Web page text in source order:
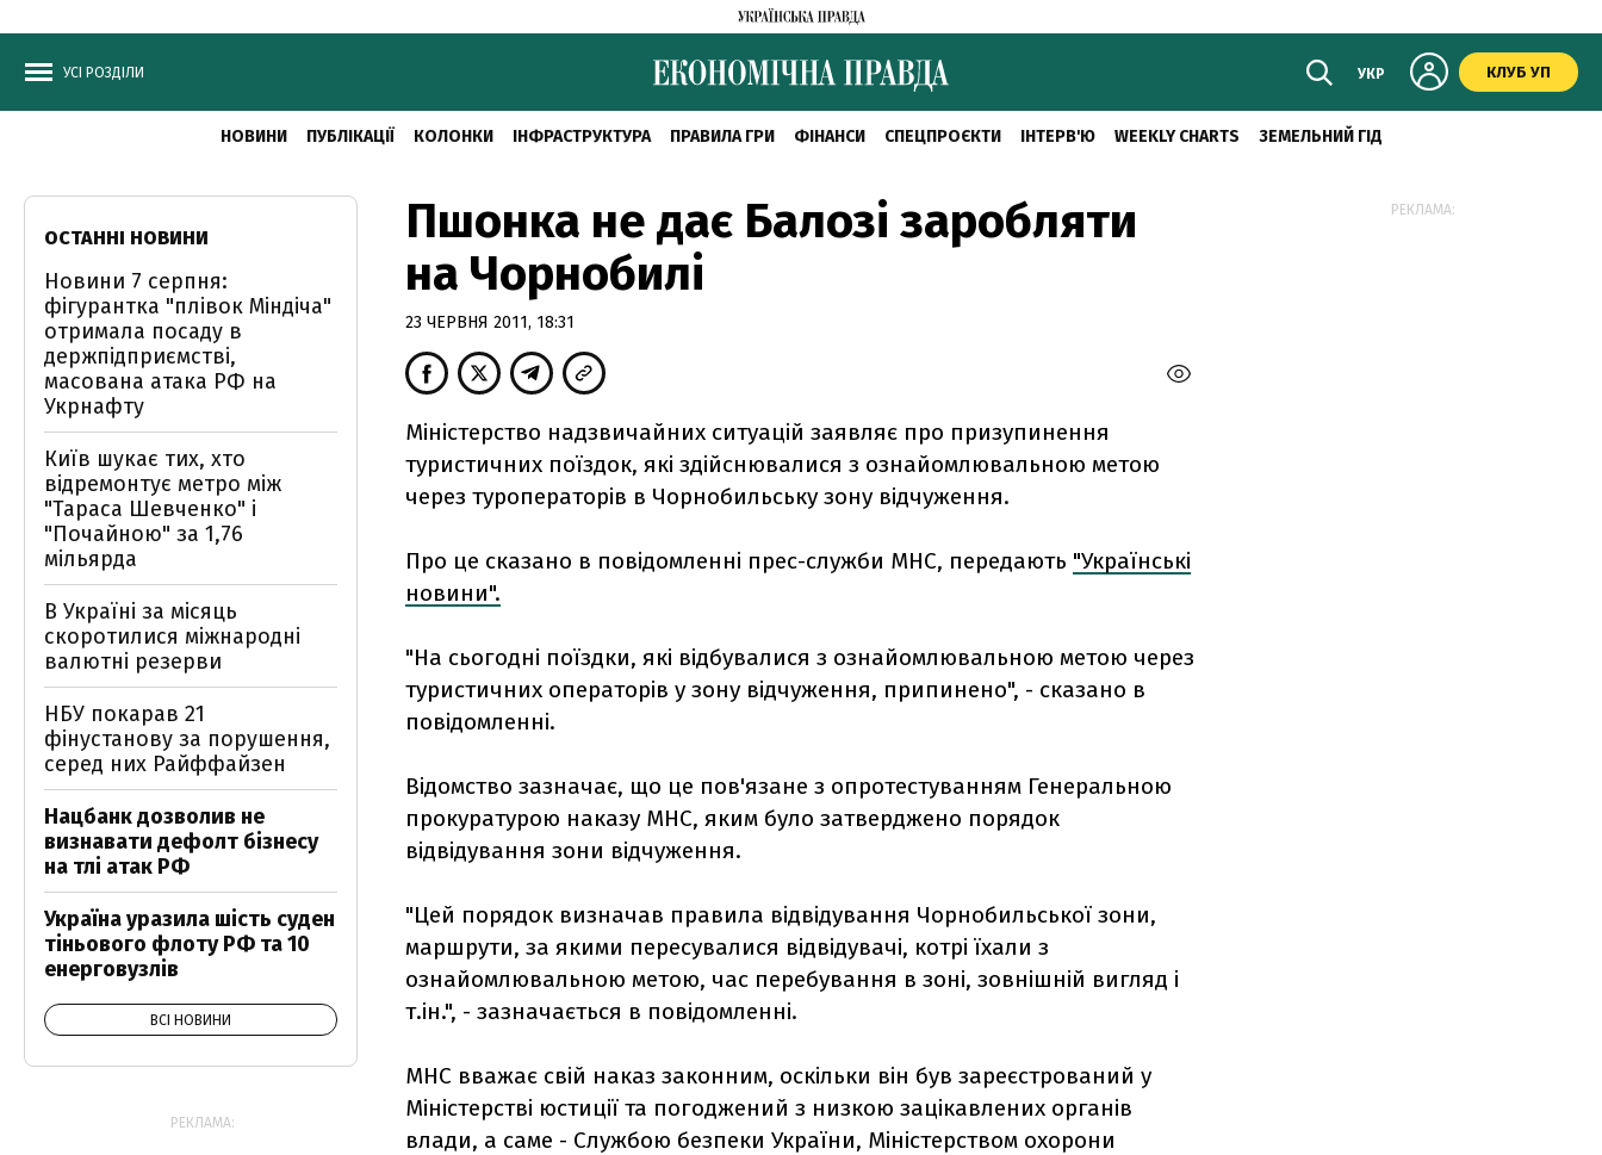
УСІ РОЗДІЛИ УКР КЛУБ УП
НОВИНИ ПУБЛІКАЦІЇ КОЛОНКИ ІНФРАСТРУКТУРА ПРАВИЛА ГРИ ФІНАНСИ СПЕЦПРОЄКТИ ІНТЕРВ'Ю WEEKLY CHARTS ЗЕМЕЛЬНИЙ ГІД
Пшонка не дає Балозі заробляти
на Чорнобилі
23 ЧЕРВНЯ 2011, 18:31
Міністерство надзвичайних ситуацій заявляє про призупинення
туристичних поїздок, які здійснювалися з ознайомлювальною метою
через туроператорів в Чорнобильську зону відчуження.
Про це сказано в повідомленні прес-служби МНС, передають "Українські
новини".
"На сьогодні поїздки, які відбувалися з ознайомлювальною метою через
туристичних операторів у зону відчуження, припинено", - сказано в
повідомленні.
Відомство зазначає, що це пов'язане з опротестуванням Генеральною
прокуратурою наказу МНС, яким було затверджено порядок
відвідування зони відчуження.
"Цей порядок визначав правила відвідування Чорнобильської зони,
маршрути, за якими пересувалися відвідувачі, котрі їхали з
ознайомлювальною метою, час перебування в зоні, зовнішній вигляд і
т.ін.", - зазначається в повідомленні.
МНС вважає свій наказ законним, оскільки він був зареєстрований у
Міністерстві юстиції та погоджений з низкою зацікавлених органів
влади, а саме - Службою безпеки України, Міністерством охорони
ОСТАННІ НОВИНИ
Новини 7 серпня:
фігурантка "плівок Міндіча"
отримала посаду в
держпідприємстві,
масована атака РФ на
Укрнафту
Київ шукає тих, хто
відремонтує метро між
"Тараса Шевченко" і
"Почайною" за 1,76
мільярда
В Україні за місяць
скоротилися міжнародні
валютні резерви
НБУ покарав 21
фінустанову за порушення,
серед них Райффайзен
Нацбанк дозволив не
визнавати дефолт бізнесу
на тлі атак РФ
Україна уразила шість суден
тіньового флоту РФ та 10
енерговузлів
ВСІ НОВИНИ
РЕКЛАМА:
РЕКЛАМА: